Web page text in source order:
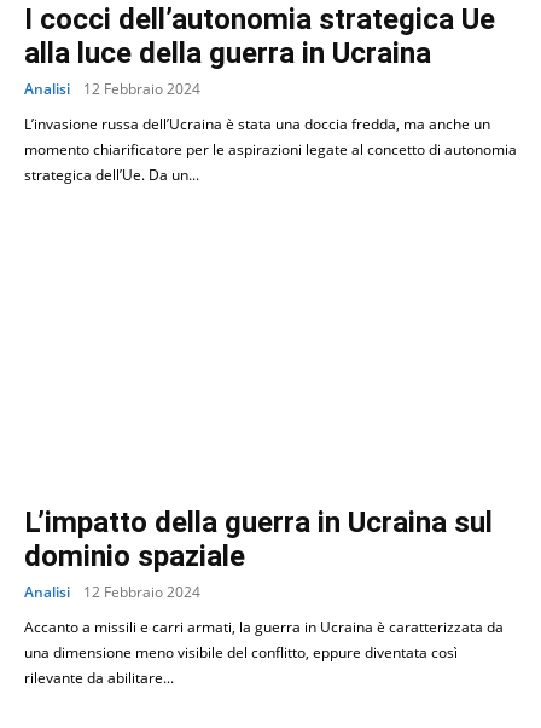
I cocci dell’autonomia strategica Ue
alla luce della guerra in Ucraina
Analisi
12 Febbraio 2024
L’invasione russa dell’Ucraina è stata una doccia fredda, ma anche un
momento chiarificatore per le aspirazioni legate al concetto di autonomia
strategica dell’Ue. Da un...
L’impatto della guerra in Ucraina sul
dominio spaziale
Analisi
12 Febbraio 2024
Accanto a missili e carri armati, la guerra in Ucraina è caratterizzata da
una dimensione meno visibile del conflitto, eppure diventata così
rilevante da abilitare...